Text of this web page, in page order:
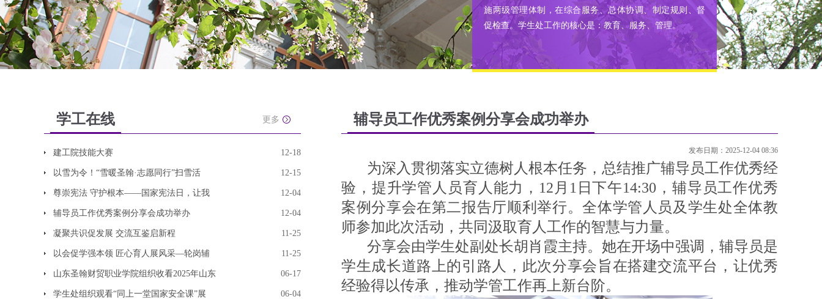
施两级管理体制，在综合服务、总体协调、制定规则、督
促检查。学生处工作的核心是：教育、服务、管理。
学工在线 更多
建工院技能大赛 12-18
以雪为令！“雪暖圣翰·志愿同行”扫雪活 12-15
尊崇宪法 守护根本——国家宪法日，让我 12-04
辅导员工作优秀案例分享会成功举办 12-04
凝聚共识促发展 交流互鉴启新程 11-25
以会促学强本领 匠心育人展风采—轮岗辅 11-25
山东圣翰财贸职业学院组织收看2025年山东 06-17
学生处组织观看“同上一堂国家安全课”展 06-04
辅导员工作优秀案例分享会成功举办
发布日期：2025-12-04 08:36
为深入贯彻落实立德树人根本任务，总结推广辅导员工作优秀经
验，提升学管人员育人能力，12月1日下午14:30，辅导员工作优秀
案例分享会在第二报告厅顺利举行。全体学管人员及学生处全体教
师参加此次活动，共同汲取育人工作的智慧与力量。
分享会由学生处副处长胡肖霞主持。她在开场中强调，辅导员是
学生成长道路上的引路人，此次分享会旨在搭建交流平台，让优秀
经验得以传承，推动学管工作再上新台阶。